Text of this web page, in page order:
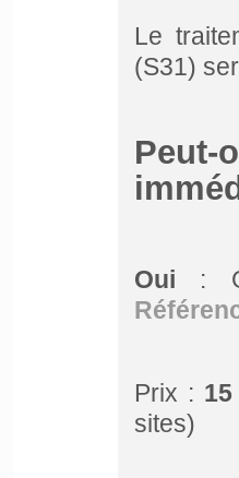
Le
(S31)
Oui :
Prix :
sites)